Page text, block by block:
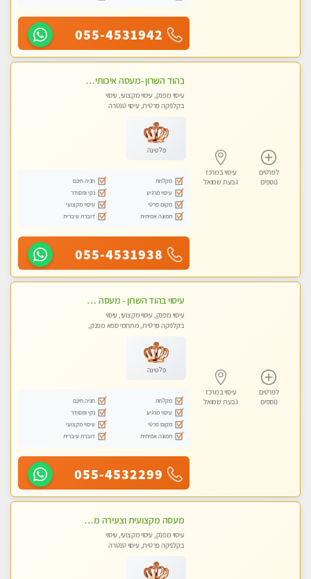
055-4531942
לפרטים
נוספים
עיסוי במרכז
גבעת שמואל
בהוד השרון -מעסה איכותית למאסז מקצועי ומפנק לכל שרירי הגוף
עיסוי מפנק, עיסוי מקצועי, עיסוי
בקלניקה פרטית, עיסוי טנטרה
פלטינה
מקלחת
חניה חינם
עיסוי מרגיע
נקי ומסודר
מקום פרטי
עיסוי מקצועי
תמונה אמיתית
דוברת עיברית
055-4531938
לפרטים
נוספים
עיסוי במרכז
גבעת שמואל
עיסוי בהוד השרון - מעסה חדשה ואיכותית לעיסוי מרגיע ומפנק VIP-מומלץ לחלוטין! פרטי! ​​​​​​ Highly recommended
עיסוי מפנק, עיסוי מקצועי, עיסוי
בקלניקה פרטית, מתחמי ספא מפנק,
פלטינה
מקלחת
חניה חינם
עיסוי מרגיע
נקי ומסודר
מקום פרטי
עיסוי מקצועי
תמונה אמיתית
דוברת עיברית
055-4532299
מעסה מקצועית וצעירה מוזמן לחוויה בלתי נשכחת! מומלץ לחלוטין! כל סוגי העיסויים מעסה מקצועית ואיכותית פרטי!!!
עיסוי מפנק, עיסוי מקצועי, עיסוי
בקלניקה פרטית, עיסוי טנטרה